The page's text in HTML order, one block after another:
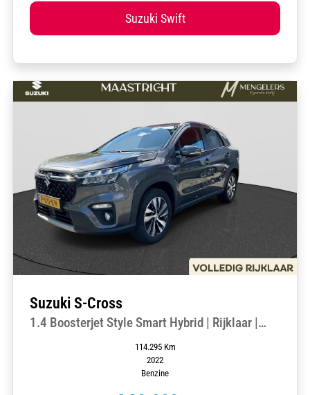
Suzuki Swift
Suzuki S-Cross
1.4 Boosterjet Style Smart Hybrid | Rijklaar |
Control | Cruise Control Adaptief
114.295 Km
2022
Benzine